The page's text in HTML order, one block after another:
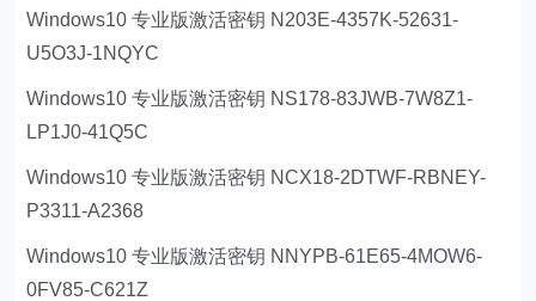
Windows10 专业版激活密钥 N203E-4357K-52631-
U5O3J-1NQYC
Windows10 专业版激活密钥 NS178-83JWB-7W8Z1-
LP1J0-41Q5C
Windows10 专业版激活密钥 NCX18-2DTWF-RBNEY-
P3311-A2368
Windows10 专业版激活密钥 NNYPB-61E65-4MOW6-
0FV85-C621Z